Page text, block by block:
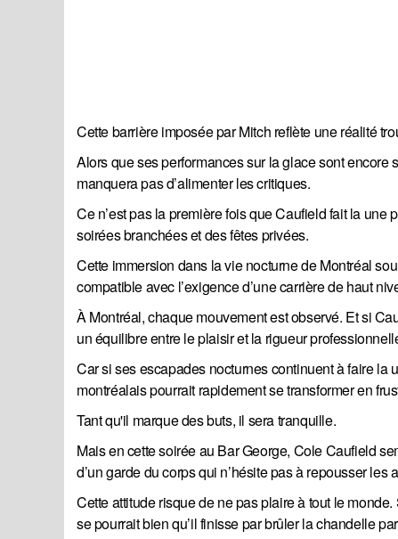
Cette barrière imposée par Mitch reflète une réalité
Alors que ses performances sur la glace sont encore
manquera pas d’alimenter les critiques.
Ce n’est pas la première fois que Caufield fait la
soirées branchées et des fêtes privées.
Cette immersion dans la vie nocturne de Montréal
compatible avec l’exigence d’une carrière de haut
À Montréal, chaque mouvement est observé. Et si
un équilibre entre le plaisir et la rigueur
Car si ses escapades nocturnes continuent à faire la
montréalais pourrait rapidement se transformer en
Tant qu'il marque des buts, il sera tranquille.
Mais en cette soirée au Bar George, Cole Caufield
d’un garde du corps qui n’hésite pas à repousser les
Cette attitude risque de ne pas plaire à tout le
se pourrait bien qu’il finisse par brûler la chandelle